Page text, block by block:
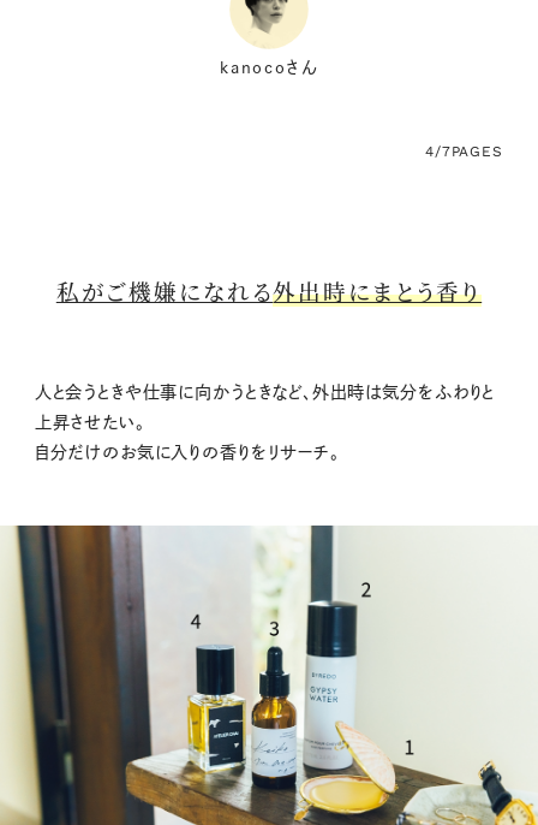
kanocoさん
4/7PAGES
私がご機嫌になれる外出時にまとう香り
人と会うときや仕事に向かうときなど、外出時は気分をふわりと
上昇させたい。
自分だけのお気に入りの香りをリサーチ。